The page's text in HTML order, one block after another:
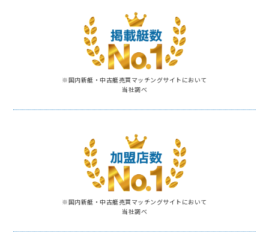
※国内新艇・中古艇売買マッチングサイトにおいて
当社調べ
※国内新艇・中古艇売買マッチングサイトにおいて
当社調べ